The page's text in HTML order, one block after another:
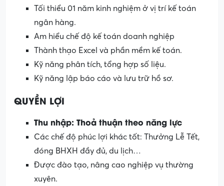
Tối thiểu 01 năm kinh nghiệm ở vị trí kế toán
ngân hàng.
Am hiểu chế độ kế toán doanh nghiệp
Thành thạo Excel và phần mềm kế toán.
Kỹ năng phân tích, tổng hợp số liệu.
Kỹ năng lập báo cáo và lưu trữ hồ sơ.
QUYỀN LỢI
Thu nhập: Thoả thuận theo năng lực
Các chế độ phúc lợi khác tốt: Thưởng Lễ Tết,
đóng BHXH đầy đủ, du lịch…
Được đào tạo, nâng cao nghiệp vụ thường
xuyên.